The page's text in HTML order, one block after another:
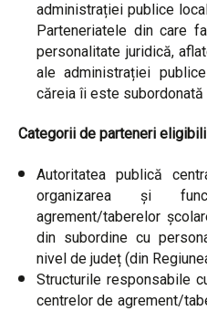
administrației publice
Parteneriatele din care
personalitate juridică,
ale administrației
căreia îi este
Categorii de parteneri eligibili
Autoritatea publică
organizarea și
agrement/taberelor
din subordine cu
nivel de județ (din
Structurile responsabile
centrelor de agrement/